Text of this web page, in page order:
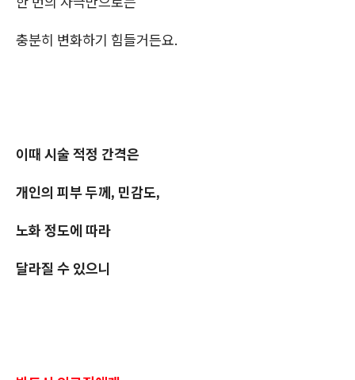
충분히 변화하기 힘들거든요.
이때 시술 적정 간격은
개인의 피부 두께, 민감도,
노화 정도에 따라
달라질 수 있으니